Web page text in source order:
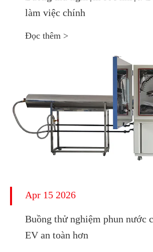
làm việc chính
Đọc thêm >
Apr 15 2026
Buồng thử nghiệm phun nước
EV an toàn hơn